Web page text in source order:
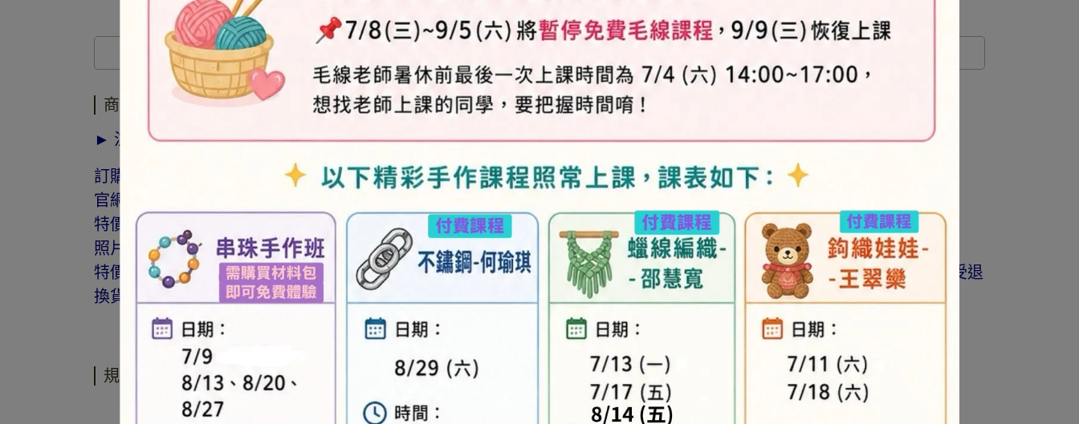
商品介紹
商品介紹
► 注意事項
訂購前請詳閱「線上訂購流程說明」及「退換貨需知」，謝謝。
官網與門市同步銷售，如遇缺貨會由專人與您聯繫。
特價商品，會員不再提供折扣優惠。
照片因拍攝光線與螢幕色差而有所差異，實際顏色與網路呈現略有不同，將以實際出貨商品為準。
特價品、客訂商品、毛線、緞帶、繩線、零碼商品、工具、消耗性商品(如膠類…等)，與著作權商品(如書籍…等)，恕不接受退
換貨。
規格說明